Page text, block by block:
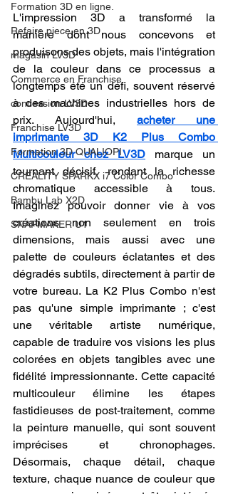
Formation 3D en ligne.
Refaire piece en 3D
magasin LV3D
Commerce en Franchise
concession LV3D
Franchise LV3D
Formation 3D QUALIOPI
CREALITY SPARKX i7 Color Combo
Bambu Lab X2D
SNAPMAKER U1
L'impression 3D a transformé la
manière dont nous concevons et
produisons des objets, mais l'intégration
de la couleur dans ce processus a
longtemps été un défi, souvent réservé
à des machines industrielles hors de
prix. Aujourd'hui, acheter une
imprimante 3D K2 Plus Combo
Multicouleur chez LV3D marque un
tournant décisif, rendant la richesse
chromatique accessible à tous.
Imaginez pouvoir donner vie à vos
créations non seulement en trois
dimensions, mais aussi avec une
palette de couleurs éclatantes et des
dégradés subtils, directement à partir de
votre bureau. La K2 Plus Combo n'est
pas qu'une simple imprimante ; c'est
une véritable artiste numérique,
capable de traduire vos visions les plus
colorées en objets tangibles avec une
fidélité impressionnante. Cette capacité
multicouleur élimine les étapes
fastidieuses de post-traitement, comme
la peinture manuelle, qui sont souvent
imprécises et chronophages.
Désormais, chaque détail, chaque
texture, chaque nuance de couleur que